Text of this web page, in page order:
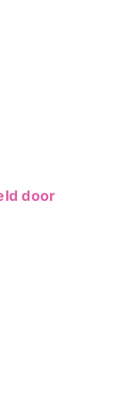
door